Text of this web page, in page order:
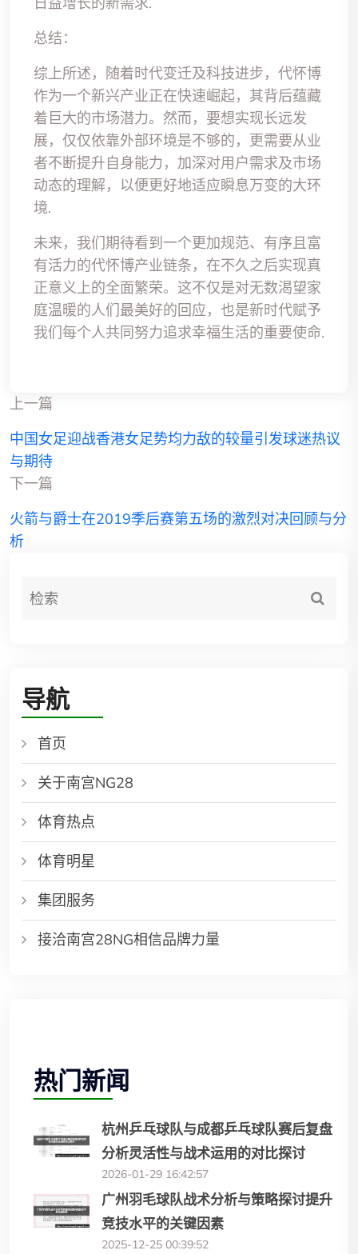
总结：
综上所述，随着时代变迁及科技进步，代怀博
作为一个新兴产业正在快速崛起，其背后蕴藏
着巨大的市场潜力。然而，要想实现长远发
展，仅仅依靠外部环境是不够的，更需要从业
者不断提升自身能力，加深对用户需求及市场
动态的理解，以便更好地适应瞬息万变的大环
境.
未来，我们期待看到一个更加规范、有序且富
有活力的代怀博产业链条，在不久之后实现真
正意义上的全面繁荣。这不仅是对无数渴望家
庭温暖的人们最美好的回应，也是新时代赋予
我们每个人共同努力追求幸福生活的重要使命.
上一篇
中国女足迎战香港女足势均力敌的较量引发球迷热议
与期待
下一篇
火箭与爵士在2019季后赛第五场的激烈对决回顾与分
析
导航
首页
关于南宫NG28
体育热点
体育明星
集团服务
接洽南宫28NG相信品牌力量
热门新闻
杭州乒乓球队与成都乒乓球队赛后复盘
分析灵活性与战术运用的对比探讨
2026-01-29 16:42:57
广州羽毛球队战术分析与策略探讨提升
竞技水平的关键因素
2025-12-25 00:39:52